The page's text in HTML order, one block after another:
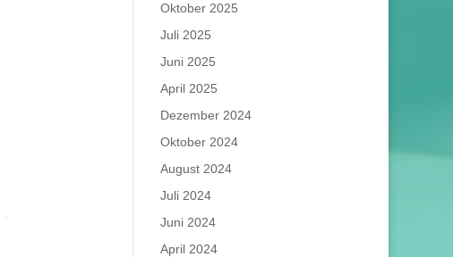
Oktober 2025
Juli 2025
Juni 2025
April 2025
Dezember 2024
Oktober 2024
August 2024
Juli 2024
Juni 2024
April 2024